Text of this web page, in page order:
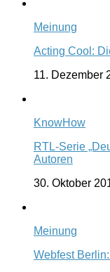
Meinung
Acting Cool:
11. Dezember
KnowHow
RTL-Serie
Autoren
30. Oktober
Meinung
Webfest